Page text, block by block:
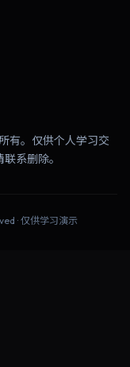
有。仅供个人学习交
系删除。
· 仅供学习演示